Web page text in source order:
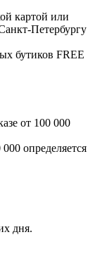
картой или
Петербургу
бутиков FREE
от 100 000
определяется
дня.